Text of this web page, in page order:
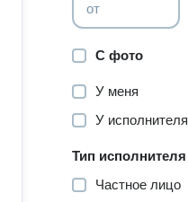
от
С фото
У меня
У исполнителя
Тип исполнителя
Частное лицо